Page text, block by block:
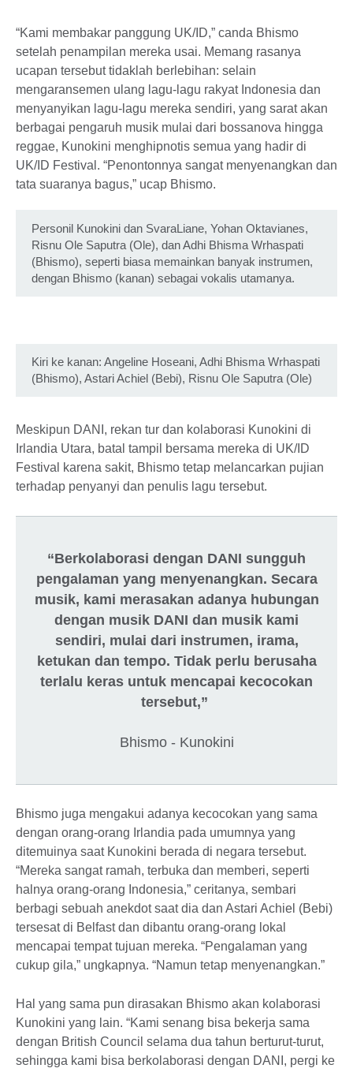
“Kami membakar panggung UK/ID,” canda Bhismo
setelah penampilan mereka usai. Memang rasanya
ucapan tersebut tidaklah berlebihan: selain
mengaransemen ulang lagu-lagu rakyat Indonesia dan
menyanyikan lagu-lagu mereka sendiri, yang sarat akan
berbagai pengaruh musik mulai dari bossanova hingga
reggae, Kunokini menghipnotis semua yang hadir di
UK/ID Festival. “Penontonnya sangat menyenangkan dan
tata suaranya bagus,” ucap Bhismo.
Personil Kunokini dan SvaraLiane, Yohan Oktavianes,
Risnu Ole Saputra (Ole), dan Adhi Bhisma Wrhaspati
(Bhismo), seperti biasa memainkan banyak instrumen,
dengan Bhismo (kanan) sebagai vokalis utamanya.
Kiri ke kanan: Angeline Hoseani, Adhi Bhisma Wrhaspati
(Bhismo), Astari Achiel (Bebi), Risnu Ole Saputra (Ole)
Meskipun DANI, rekan tur dan kolaborasi Kunokini di
Irlandia Utara, batal tampil bersama mereka di UK/ID
Festival karena sakit, Bhismo tetap melancarkan pujian
terhadap penyanyi dan penulis lagu tersebut.
“Berkolaborasi dengan DANI sungguh
pengalaman yang menyenangkan. Secara
musik, kami merasakan adanya hubungan
dengan musik DANI dan musik kami
sendiri, mulai dari instrumen, irama,
ketukan dan tempo. Tidak perlu berusaha
terlalu keras untuk mencapai kecocokan
tersebut,”
Bhismo - Kunokini
Bhismo juga mengakui adanya kecocokan yang sama
dengan orang-orang Irlandia pada umumnya yang
ditemuinya saat Kunokini berada di negara tersebut.
“Mereka sangat ramah, terbuka dan memberi, seperti
halnya orang-orang Indonesia,” ceritanya, sembari
berbagi sebuah anekdot saat dia dan Astari Achiel (Bebi)
tersesat di Belfast dan dibantu orang-orang lokal
mencapai tempat tujuan mereka. “Pengalaman yang
cukup gila,” ungkapnya. “Namun tetap menyenangkan.”
Hal yang sama pun dirasakan Bhismo akan kolaborasi
Kunokini yang lain. “Kami senang bisa bekerja sama
dengan British Council selama dua tahun berturut-turut,
sehingga kami bisa berkolaborasi dengan DANI, pergi ke